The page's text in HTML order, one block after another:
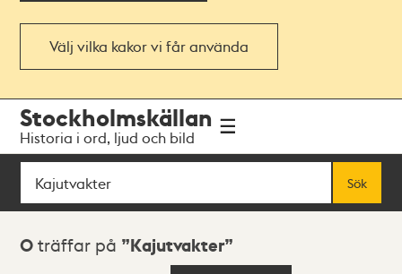
Välj vilka kakor vi får använda
navigationen
huvudinnehållet
Stockholmskällan
Historia i ord, ljud och bild
Sök
Sök
Sökresultat
0 träffar på Kajutvakter